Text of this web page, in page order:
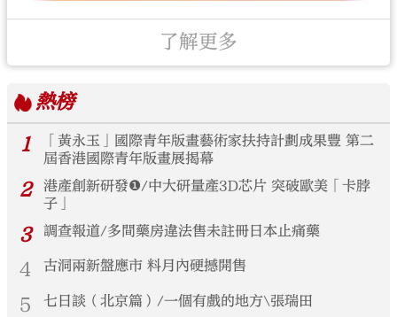
了解更多
熱榜
1
「黃永玉」國際青年版畫藝術家扶持計劃成果豐 第二
屆香港國際青年版畫展揭幕
2
港產創新研發❶/中大研量產3D芯片 突破歐美「卡脖
子」
3 調查報道/多間藥房違法售未註冊日本止痛藥
4 古洞兩新盤應市 料月內硬撼開售
5 七日談（北京篇）/一個有戲的地方\張瑞田